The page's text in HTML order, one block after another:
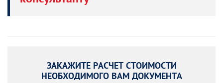
ЗАКАЖИТЕ РАСЧЕТ СТОИМОСТИ
НЕОБХОДИМОГО ВАМ ДОКУМЕНТА